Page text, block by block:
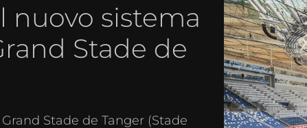
nuovo sistema
Stade de
Stade de Tanger (Stade